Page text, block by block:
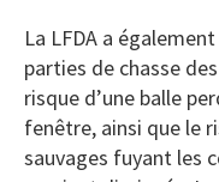
La LFDA a
parties de chasse
risque d’une balle
fenêtre, ainsi que le
sauvages fuyant les